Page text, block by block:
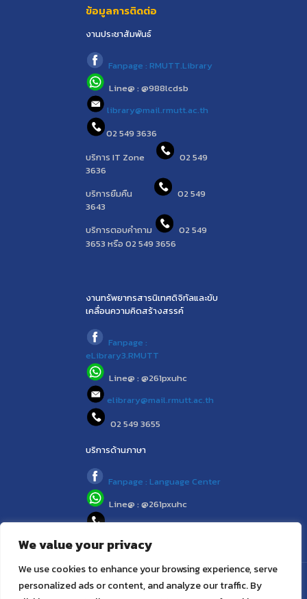
We value your privacy
We use cookies to enhance your browsing experience, serve
personalized ads or content, and analyze our traffic. By
ข้อมูลการติดต่อ
งานประชาสัมพันธ์
Fanpage : RMUTT.Library
Line@ : @988lcdsb
library@mail.rmutt.ac.th
02 549 3636
บริการ IT Zone
02 549
3636
บริการยืมคืน
02 549
3643
บริการตอบคำถาม
02 549
3653 หรือ 02 549 3656
งานทรัพยากรสารนิเทศดิจิทัลและขับ
เคลื่อนความคิดสร้างสรรค์
Fanpage :
eLibrary3.RMUTT
Line@ : @261pxuhc
elibrary@mail.rmutt.ac.th
02 549 3655
บริการด้านภาษา
Fanpage : Language Center
Line@ : @261pxuhc
© 2021 (www.library.rmutt.ac.th) RMUTT LIBRARY : ห้องสมุด